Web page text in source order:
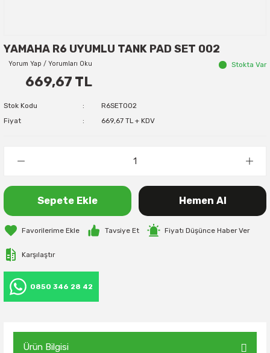
YAMAHA R6 UYUMLU TANK PAD SET 002
Yorum Yap / Yorumları Oku Stokta Var
669,67 TL
Stok Kodu
R6SET002
Fiyat
669,67 TL + KDV
Sepete Ekle Hemen Al
Tavsiye Et Fiyatı Düşünce Haber Ver
Karşılaştır
0850 346 28 42
Ürün Bilgisi